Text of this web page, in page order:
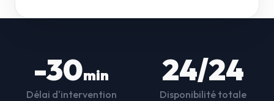
-30min
Délai d'intervention
24/24
Disponibilité totale